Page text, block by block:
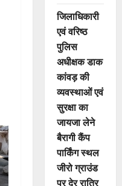
जिलाधिकारी
एवं वरिष्ठ
पुलिस
अधीक्षक डाक
कांवड़ की
व्यवस्थाओं एवं
सुरक्षा का
जायजा लेने
बैरागी कैंप
पार्किंग स्थल
जीरो ग्राउंड
पर देर रात्रि